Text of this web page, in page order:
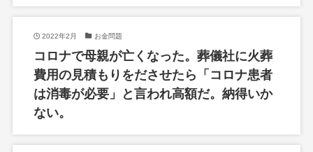
2022年2月 お金問題
コロナで母親が亡くなった。葬儀社に火葬
費用の見積もりをださせたら「コロナ患者
は消毒が必要」と言われ高額だ。納得いか
ない。